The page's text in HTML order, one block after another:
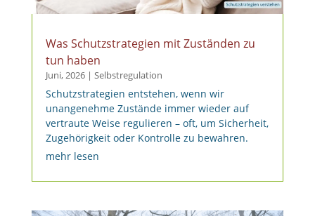
Was Schutzstrategien mit Zuständen zu
tun haben
Juni, 2026| Selbstregulation
Schutzstrategien entstehen, wenn wir
unangenehme Zustände immer wieder auf
vertraute Weise regulieren – oft, um Sicherheit,
Zugehörigkeit oder Kontrolle zu bewahren.
mehr lesen